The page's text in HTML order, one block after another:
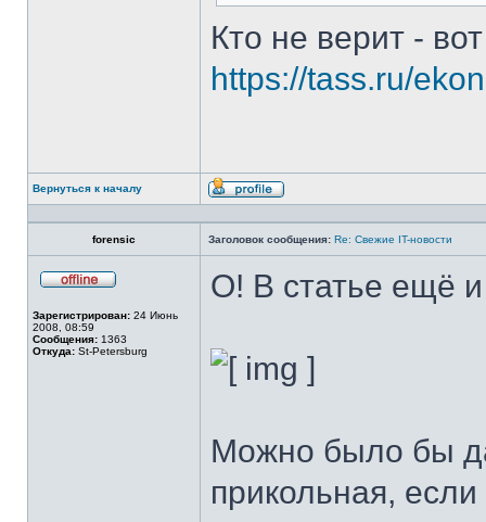
Кто не верит -
https://tass.ru/
Вернуться к началу
Профиль
forensic Заголовок сообщения: Re: Свежие IT-новости
сети
Зарегистрирован: 24 Июнь
2008, 08:59
Сообщения: 1363
Откуда: St-Petersburg
О! В статье ещё и
Можно было бы
прикольная,